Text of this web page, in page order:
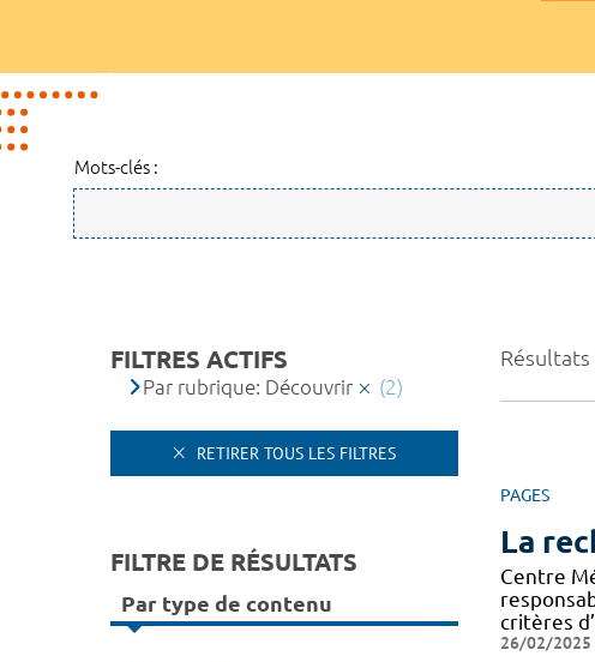
Mots-clés :
Résultats
PAGES
La
Centre
critères
26/02/2025
FILTRES ACTIFS
Par rubrique: Découvrir (2)
RETIRER TOUS LES FILTRES
FILTRE DE RÉSULTATS
Par type de contenu